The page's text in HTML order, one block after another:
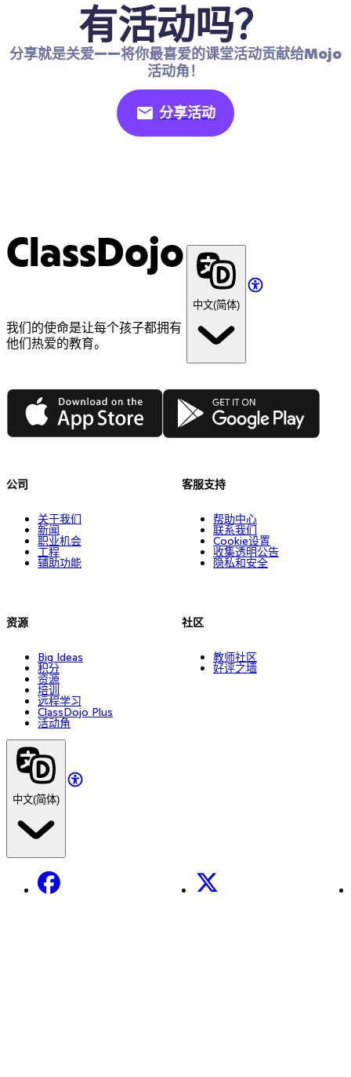
有活动吗？
分享就是关爱——将你最喜爱的课堂活动贡献给Mojo
活动角！
分享活动
ClassDojo
我们的使命是让每个孩子都拥有
他们热爱的教育。
中文(简体)
App Store Google Play
公司
关于我们
新闻
职业机会
工程
辅助功能
资源
Big Ideas
积分
资源
培训
远程学习
ClassDojo Plus
活动角
客服支持
帮助中心
联系我们
Cookie设置
收集透明公告
隐私和安全
社区
教师社区
好评之墙
中文(简体)
Facebook X